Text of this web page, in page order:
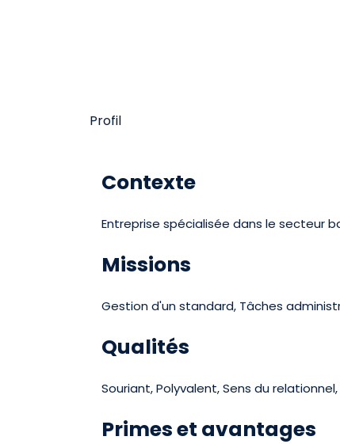
Profil
Contexte
Entreprise spécialisée dans le secteur
Missions
Gestion d'un standard, Tâches
Qualités
Souriant, Polyvalent, Sens du
Primes et avantages